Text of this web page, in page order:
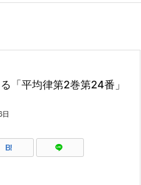
「平均律第2巻第24番」
B!